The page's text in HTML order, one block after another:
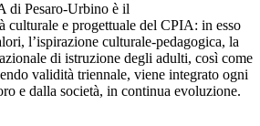
di Pesaro-Urbino è il
culturale e progettuale del CPIA: in esso
l’ispirazione culturale-pedagogica, la
di istruzione degli adulti, così come
validità triennale, viene integrato ogni
e dalla società, in continua evoluzione.